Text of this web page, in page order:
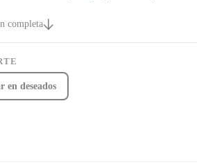
completa
en deseados